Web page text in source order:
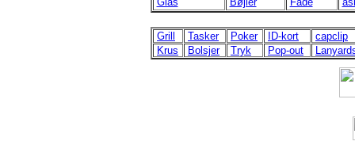
Grill Tasker Poker ID-kort
capclip
Krus
Bolsjer Tryk Pop-out